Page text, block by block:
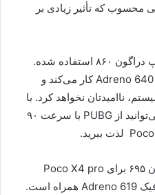
محسوب که تأثیر زیادی بر
برای Poco X3 pro از تراشه اسنپ دراگون ۸۶۰ استفاده شده.
تراشه‌ای قوی که همراه با گرافیک Adreno 640 کار می‌کند و
ناامیدتان نخواهد کرد. با
استفاده از ابزار GFX شما حتی می‌توانید از PUBG با سرعت ۹۰
از طرف دیگر، تراشه اسنپ دراگون ۶۹۵ برای Poco X4 pro
مورداستفاده قرار گرفته که با گرافیک Adreno 619 همراه است.